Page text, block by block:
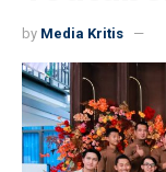
by Media Kritis